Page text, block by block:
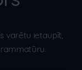
varētu ietaupīt,